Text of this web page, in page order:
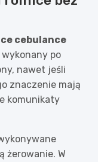
cebulance
po
nawet jeśli
znaczenie mają
komunikaty
żerowanie. W